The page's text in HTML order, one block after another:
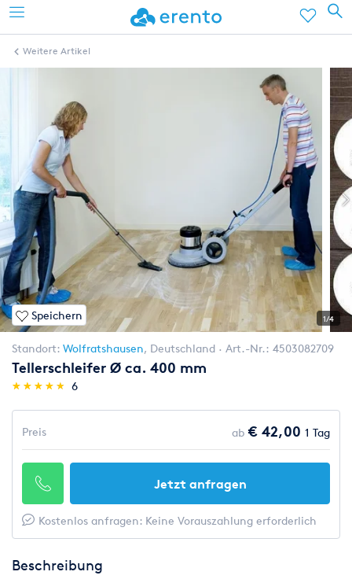
Weitere Artikel
Speichern 1/4
Standort: Wolfratshausen, Deutschland Art.-Nr.: 4503082709
Tellerschleifer Ø ca. 400 mm
(*)
★
★
(*)★
★
(*) ★
★
(*) ★
★
(*) ★
★ 6
Preis ab € 42,00 1 Tag
Jetzt anfragen
Kostenlos anfragen: Keine Vorauszahlung erforderlich
Beschreibung